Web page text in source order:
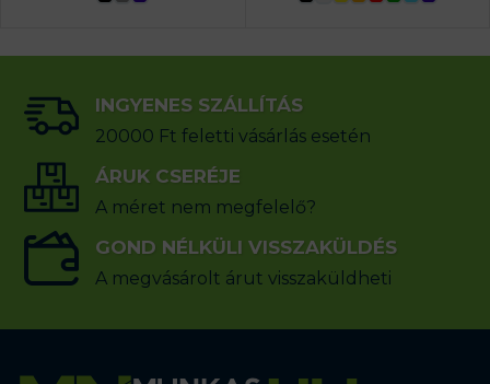
INGYENES SZÁLLÍTÁS
20000 Ft feletti vásárlás esetén
ÁRUK CSERÉJE
A méret nem megfelelő?
GOND NÉLKÜLI VISSZAKÜLDÉS
A megvásárolt árut visszaküldheti